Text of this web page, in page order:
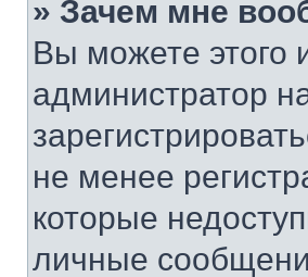
» Зачем мне
Вы можете этого
администратор
не менее
которые
личные